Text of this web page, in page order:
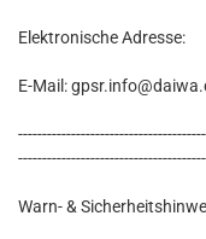
Elektronische Adresse:
E-Mail:
Warn- &